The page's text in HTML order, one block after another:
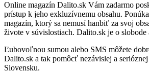
Online magazín Dalito.sk Vám zadarmo
prístup k jeho exkluzívnemu obsahu.
magazín, ktorý sa nemusí hanbiť za svoj
živote v súvislostiach. Dalito.sk je o slobode
Ľubovoľnou sumou alebo SMS môžete
Dalito.sk a tak pomôcť nezávislej a
Slovensku.